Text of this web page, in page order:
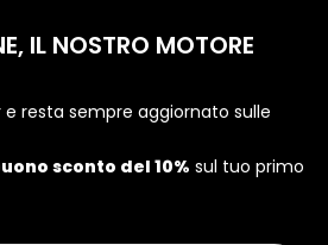
IL NOSTRO MOTORE
e resta sempre aggiornato sulle
sconto del 10% sul tuo primo